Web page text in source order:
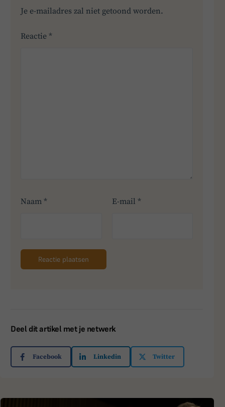
Je e-mailadres zal niet getoond worden.
Reactie*
Naam* E-mail *
Deel dit artikel met je netwerk
Facebook Linkedin Twitter